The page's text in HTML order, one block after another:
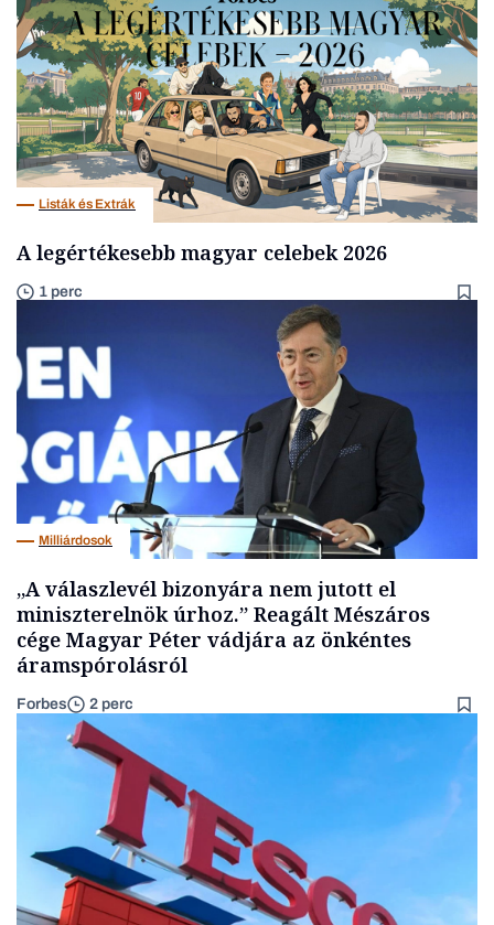
Listák és Extrák
A legértékesebb magyar celebek 2026
1 perc
Milliárdosok
„A válaszlevél bizonyára nem jutott el
miniszterelnök úrhoz.” Reagált Mészáros
cége Magyar Péter vádjára az önkéntes
áramspórolásról
Forbes 2 perc